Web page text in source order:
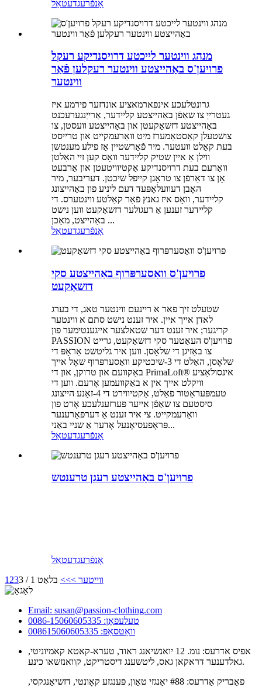
אָנפֿרעגדעטאַל
מנהג ווינטער לייכטע דרויסנדיקע רעקל
פרויען'ס באַהייצטע ווינטער רעקלען פֿאַר
ווינטער
גרונטלעכע אינפארמאציע אונדזער פירמע איז
געטרייַ צו שאַפֿן באַהייצטע קליידער, אַרייַנגערעכנט
באַהייצטע דזשאַקעטן און באַהייצטע וועסטן, צו
צושטעלן קאַסטאַמערז מיט וואַרעמקייט און טרייסט
בעת קאַלט וועטער. מיר פֿאַרשטיין אַז פילע מענטשן
ווילן אַ איין שטיק קליידער וואָס קען זיי האַלטן
וואַרעם בעת דרויסנדיקע אַקטיוויטעטן און אַרבעט
אָן צו דאַרפֿן צו טראָגן קייפל שיכטן. דעריבער, מיר
האָבן דעוועלאָפּעד דעם ליניע פון ​​באַהייצונג
קליידער, וואָס איז גאנץ פֿאַר קאַלטע ווינטערס. די
קליידער זענען אַ רעגולער דזשאַקעט ווען נישט
באַהייצט, מאַכן ...
אָנפֿרעגדעטאַל
פרויען'ס וואַסערפּרוף באַהייצטע סקי
דזשאַקעט
שטעלט זיך פאר א ריינעם ווינטער טאג, די בערג
לאדן אייך איין. איר זענט נישט סתם א ווינטער
קריגער; איר זענט דער שטאלצער אייגענטימער פון
PASSION פרויען'ס העאַטעד סקי דזשאַקעט, גרייט
צו באַזיגן די שלאָסן. ווען איר גליטשט אַראָפּ די
שלאָסן, האַלט די 3-שיכטיקע וואַסערפּרוף שאָל אייך
באַקוועם און טרוקן, און די PrimaLoft® אינסולאַציע
וויקלט אייך אין א באַקוועמען אָרעם. ווען די
טעמפּעראַטור פאַלט, אַקטיווירט די 4-זאָנע הייצונג
סיסטעם צו שאַפֿן אייער פּערזענלעכע אָרט פון
וואַרעמקייט. צי איר זענט אַ דערפאַרענער
פּראָפעסיאָנעל אָדער אַ שניי באַני...
אָנפֿרעגדעטאַל
פרויען'ס באַהייצטע רעגן טרענטש
אָנפֿרעגדעטאַל
1 23 ווייטער >>> בלאַט 1 / 3
Email: susan@passion-clothing.com
טעלעפאָן: 0086-15060605335
וואַטסאַפּ: 008615060605335
אפיס אדרעס: נומ. 12 יואנשיאנג ראוד, טערא-קאטא קאמיוניטי,
גאלדענער דראקאן גאס, ליטשענג דיסטריקט, קוואנזשאו כינע.
פאַבריק אַדרעס: #88 יאַנגזי טאַון, פּענגזע קאָונטי, דזשיאַנגקסי,